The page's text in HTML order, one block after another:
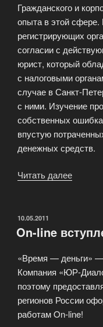
Гражданского и
опыта в этой
регистрирующих
согласии с
юрист, который
с налоговыми
случае в Санкт-
с ними. Изучение
собственных
впустую
денежных средств.
Читать далее
ОПУБЛИКОВАНО
10.05.2011
On-line
«Время — деньги»
Компания «ЮР-
поэтому
регионов России
работам On-line!